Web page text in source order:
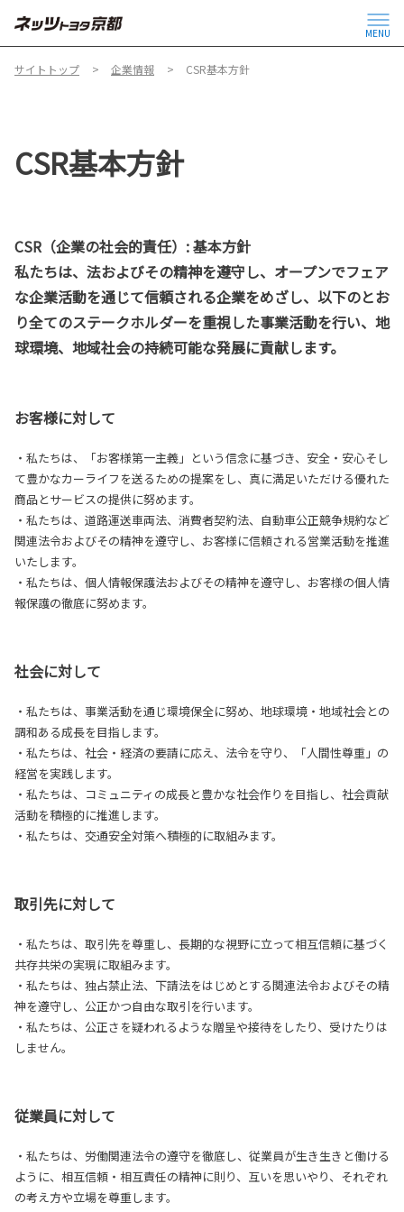
MENU
サイトトップ 企業情報 CSR基本方針
CSR基本方針
CSR（企業の社会的責任）: 基本方針
私たちは、法およびその精神を遵守し、オープンでフェア
な企業活動を通じて信頼される企業をめざし、以下のとお
り全てのステークホルダーを重視した事業活動を行い、地
球環境、地域社会の持続可能な発展に貢献します。
お客様に対して
・私たちは、「お客様第一主義」という信念に基づき、安全・安心そし
て豊かなカーライフを送るための提案をし、真に満足いただける優れた
商品とサービスの提供に努めます。
・私たちは、道路運送車両法、消費者契約法、自動車公正競争規約など
関連法令およびその精神を遵守し、お客様に信頼される営業活動を推進
いたします。
・私たちは、個人情報保護法およびその精神を遵守し、お客様の個人情
報保護の徹底に努めます。
社会に対して
・私たちは、事業活動を通じ環境保全に努め、地球環境・地域社会との
調和ある成長を目指します。
・私たちは、社会・経済の要請に応え、法令を守り、「人間性尊重」の
経営を実践します。
・私たちは、コミュニティの成長と豊かな社会作りを目指し、社会貢献
活動を積極的に推進します。
・私たちは、交通安全対策へ積極的に取組みます。
取引先に対して
・私たちは、取引先を尊重し、長期的な視野に立って相互信頼に基づく
共存共栄の実現に取組みます。
・私たちは、独占禁止法、下請法をはじめとする関連法令およびその精
神を遵守し、公正かつ自由な取引を行います。
・私たちは、公正さを疑われるような贈呈や接待をしたり、受けたりは
しません。
従業員に対して
・私たちは、労働関連法令の遵守を徹底し、従業員が生き生きと働ける
ように、相互信頼・相互責任の精神に則り、互いを思いやり、それぞれ
の考え方や立場を尊重します。